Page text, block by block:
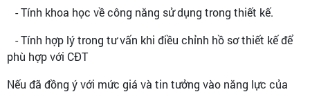
- Tính khoa học về công năng sử dụng trong thiết kế.
- Tính hợp lý trong tư vấn khi điều chỉnh hồ sơ thiết kế để
phù hợp với CĐT
Nếu đã đồng ý với mức giá và tin tưởng vào năng lực của